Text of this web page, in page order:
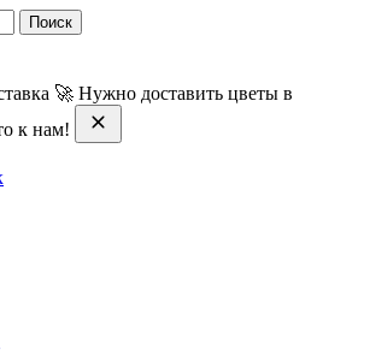
Поиск
🚀 Нужно доставить цветы в
к нам!